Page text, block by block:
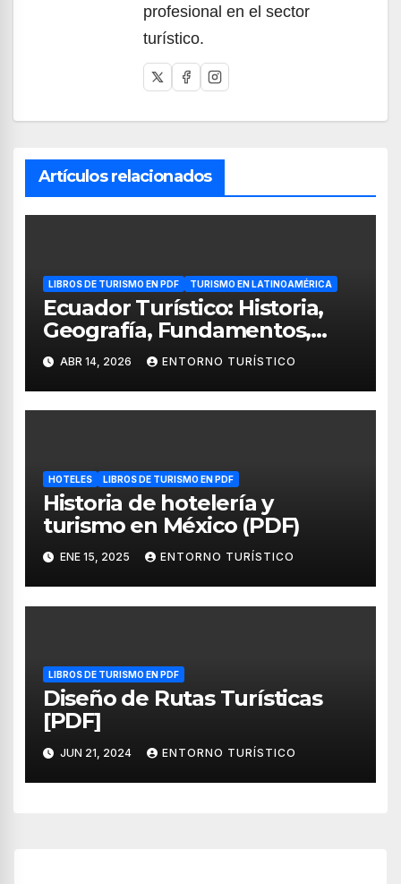
profesional en el sector
turístico.
Artículos relacionados
LIBROS DE TURISMO EN PDF TURISMO EN LATINOAMÉRICA
Ecuador Turístico: Historia,
Geografía, Fundamentos,
Guianza e Interpretación
ABR 14, 2026 ENTORNO TURÍSTICO
HOTELES LIBROS DE TURISMO EN PDF
Historia de hotelería y
turismo en México (PDF)
ENE 15, 2025 ENTORNO TURÍSTICO
LIBROS DE TURISMO EN PDF
Diseño de Rutas Turísticas
[PDF]
JUN 21, 2024 ENTORNO TURÍSTICO